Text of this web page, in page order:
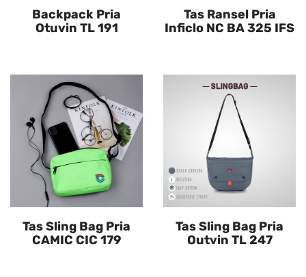
Backpack Pria
Otuvin TL 191
Tas Ransel Pria
Inficlo NC BA 325 IFS
Tas Sling Bag Pria
CAMIC CIC 179
Tas Sling Bag Pria
Outvin TL 247